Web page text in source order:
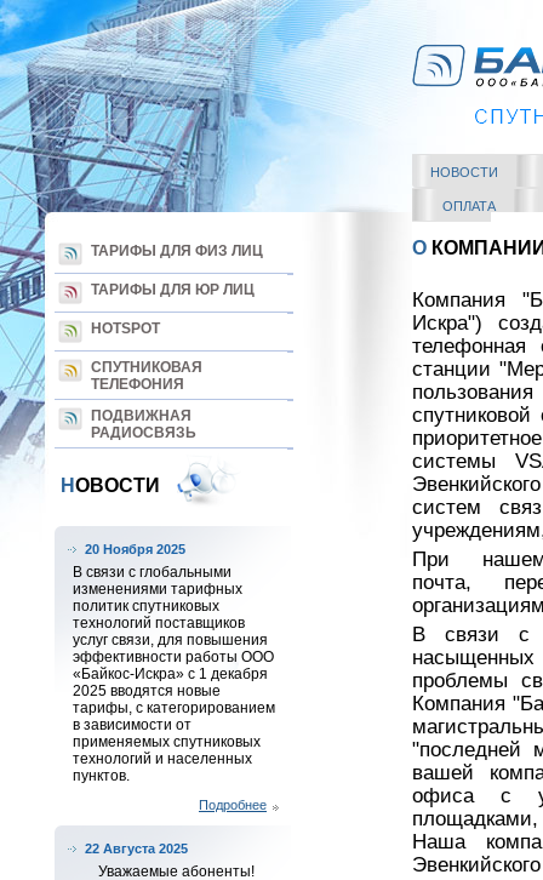
НОВОСТИ
ОПЛАТА
О
Компания
Искра")
телефонная
станции
системы
систем
При нашем
почта,
В связи с
насыщенных
проблемы
Компания
"последней
вашей
офиса с
Наша
ТАРИФЫ ДЛЯ ФИЗ ЛИЦ
ТАРИФЫ ДЛЯ ЮР ЛИЦ
HOTSPOT
СПУТНИКОВАЯ
ТЕЛЕФОНИЯ
ПОДВИЖНАЯ
РАДИОСВЯЗЬ
НОВОСТИ
20 Ноября 2025
В связи с глобальными
изменениями тарифных
политик спутниковых
технологий поставщиков
услуг связи, для повышения
эффективности работы ООО
«Байкос-Искра» с 1 декабря
2025 вводятся новые
тарифы, с категорированием
в зависимости от
применяемых спутниковых
технологий и населенных
пунктов.
Подробнее
22 Августа 2025
Уважаемые абоненты!